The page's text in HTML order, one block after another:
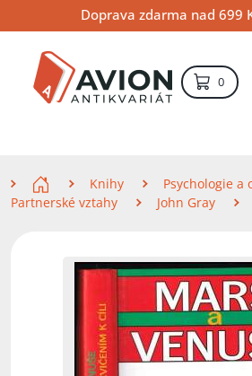
na
obsah
na
navigaci
na
vyhledávání
Doprava zdarma nad 699
0
Knihy
Psychologie a
Partnerské vztahy
John Gray